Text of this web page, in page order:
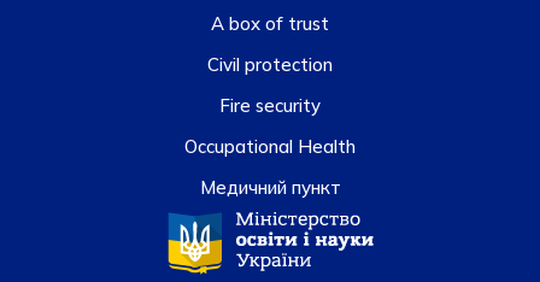
A box of trust
Civil protection
Fire security
Occupational Health
Медичний пункт